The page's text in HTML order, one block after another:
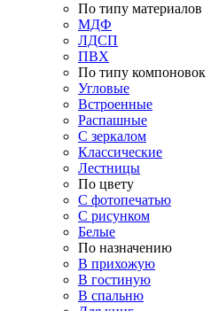
По типу материалов
МДФ
ЛДСП
ПВХ
По типу компоновок
Угловые
Встроенные
Распашные
С зеркалом
Классические
Лестницы
По цвету
С фотопечатью
С рисунком
Белые
По назначению
В прихожую
В гостиную
В спальню